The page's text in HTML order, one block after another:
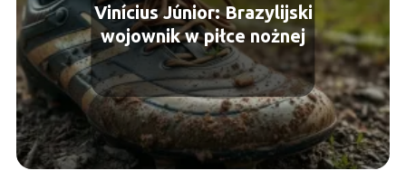
Vinícius Júnior: Brazylijski
wojownik w piłce nożnej